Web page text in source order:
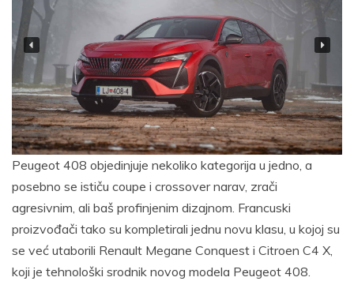
Peugeot 408 objedinjuje nekoliko kategorija u jedno, a
posebno se ističu coupe i crossover narav, zrači
agresivnim, ali baš profinjenim dizajnom. Francuski
proizvođači tako su kompletirali jednu novu klasu, u kojoj su
se već utaborili Renault Megane Conquest i Citroen C4 X,
koji je tehnološki srodnik novog modela Peugeot 408.